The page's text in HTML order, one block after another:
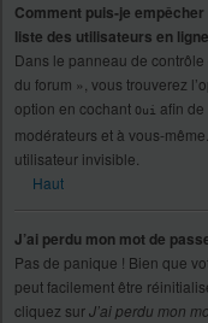
Comment puis-je empêcher
liste des utilisateurs en
Dans le panneau de
du forum », vous trouverez
option en cochant Oui afin de
modérateurs et à vous-
utilisateur invisible.
Haut
J’ai perdu mon mot de
Pas de panique ! Bien que
peut facilement être
cliquez surJ’ai perdu mon